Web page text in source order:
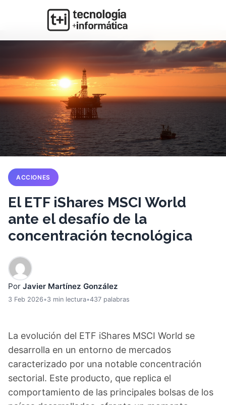
ACCIONES
El ETF iShares MSCI World
ante el desafío de la
concentración tecnológica
Por Javier Martínez González
3 Feb 2026•3 min lectura•437 palabras
La evolución del ETF iShares MSCI World se
desarrolla en un entorno de mercados
caracterizado por una notable concentración
sectorial. Este producto, que replica el
comportamiento de las principales bolsas de los